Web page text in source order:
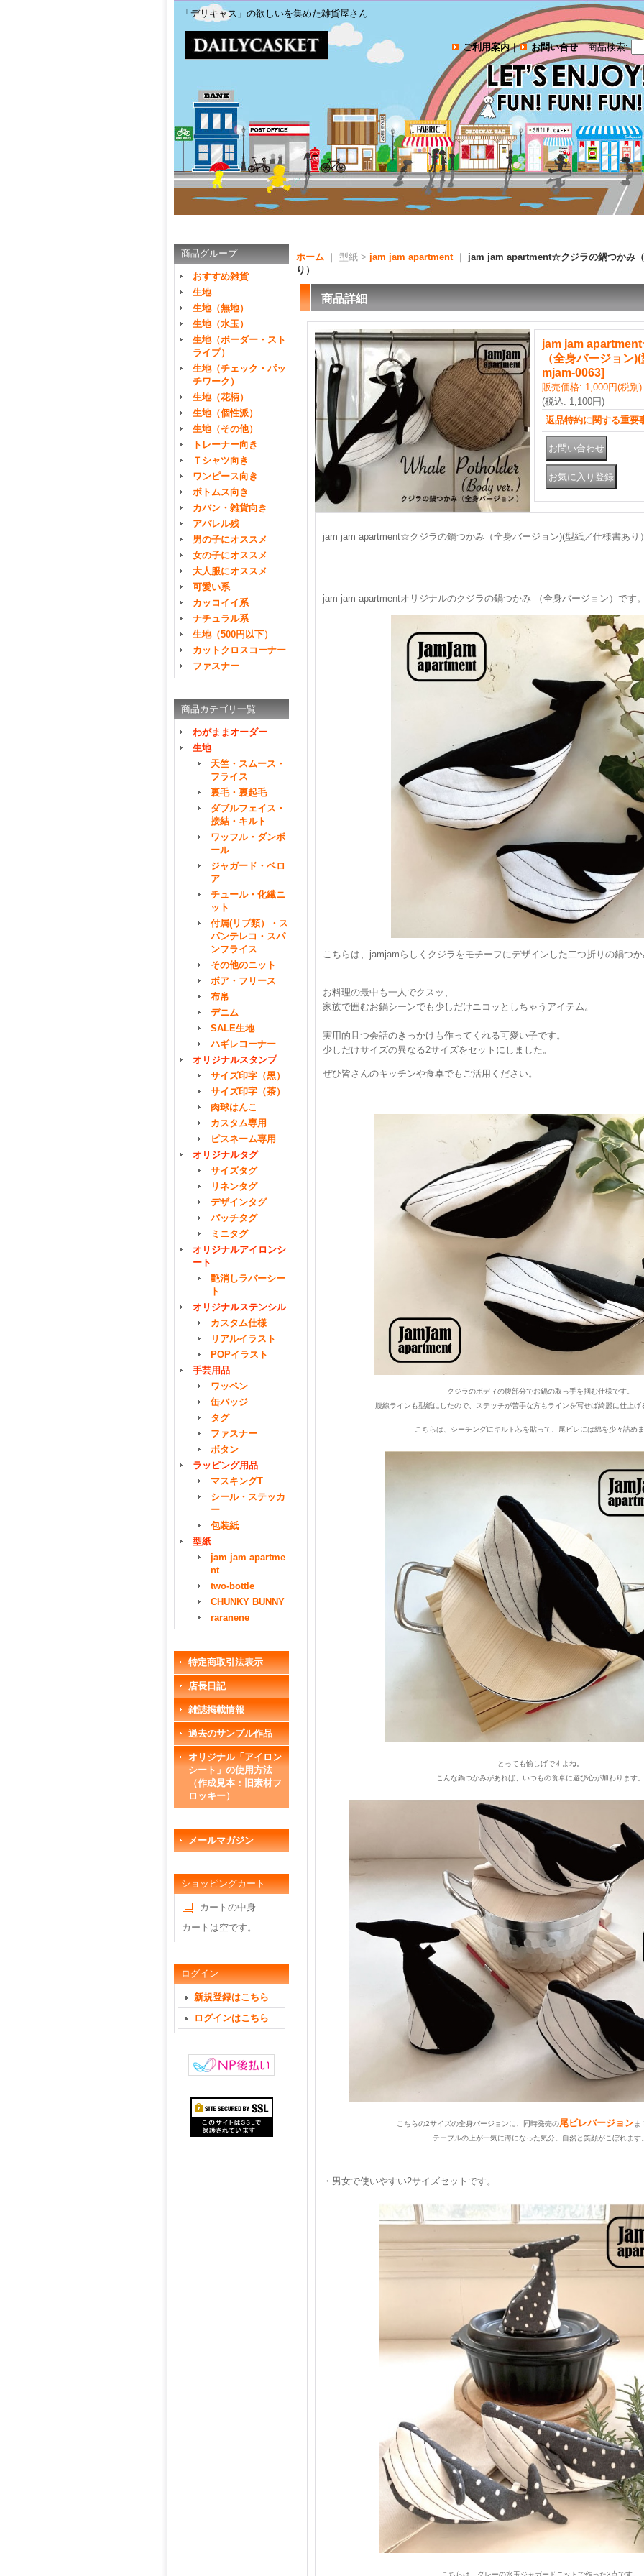
「デリキャス」の欲しいを集めた雑貨屋さん
ご利用案内｜ お問い合せ 商品検索:
商品グループ
おすすめ雑貨
生地
生地（無地）
生地（水玉）
生地（ボーダー・スト
ライプ）
生地（チェック・パッ
チワーク）
生地（花柄）
生地（個性派）
生地（その他）
トレーナー向き
Ｔシャツ向き
ワンピース向き
ボトムス向き
カバン・雑貨向き
アパレル残
男の子にオススメ
女の子にオススメ
大人服にオススメ
可愛い系
カッコイイ系
ナチュラル系
生地（500円以下）
カットクロスコーナー
ファスナー
商品カテゴリ一覧
わがままオーダー
生地
天竺・スムース・
フライス
裏毛・裏起毛
ダブルフェイス・
接結・キルト
ワッフル・ダンボ
ール
ジャガード・ベロ
ア
チュール・化繊ニ
ット
付属(リブ類）・ス
パンテレコ・スパ
ンフライス
その他のニット
ボア・フリース
布帛
デニム
SALE生地
ハギレコーナー
オリジナルスタンプ
サイズ印字（黒）
サイズ印字（茶）
肉球はんこ
カスタム専用
ピスネーム専用
オリジナルタグ
サイズタグ
リネンタグ
デザインタグ
パッチタグ
ミニタグ
オリジナルアイロンシ
ート
艶消しラバーシー
ト
オリジナルステンシル
カスタム仕様
リアルイラスト
POPイラスト
手芸用品
ワッペン
缶バッジ
タグ
ファスナー
ボタン
ラッピング用品
マスキングT
シール・ステッカ
ー
包装紙
型紙
jam jam apartme
nt
two-bottle
CHUNKY BUNNY
raranene
特定商取引法表示
店長日記
雑誌掲載情報
過去のサンプル作品
オリジナル「アイロン
シート」の使用方法
（作成見本：旧素材フ
ロッキー）
メールマガジン
ショッピングカート
カートの中身
カートは空です。
ログイン
新規登録はこちら
ログインはこちら
ホーム ｜ 型紙 > jam jam apartment｜ jam jam apartment☆クジラの鍋つかみ
り）
商品詳細
jam jam
（全身バージョン
mjam-0063]
販売価格: 1,000円(税別)
(税込: 1,100円)
返品特約に関する重要
jam jam apartment☆クジラの鍋つかみ（全身バージョン)(型紙／仕様書あり
jam jam apartmentオリジナルのクジラの鍋つかみ （全身バージョン）です
こちらは、jamjamらしくクジラをモチーフにデザインした二つ折りの鍋つ
お料理の最中も一人でクスッ、
家族で囲むお鍋シーンでも少しだけニコッとしちゃうアイテム。
実用的且つ会話のきっかけも作ってくれる可愛い子です。
少しだけサイズの異なる2サイズをセットにしました。
ぜひ皆さんのキッチンや食卓でもご活用ください。
クジラのボディの腹部分でお鍋の取っ手を掴む仕様です。
腹線ラインも型紙にしたので、ステッチが苦手な方もラインを写せば綺麗に仕上げ
こちらは、シーチングにキルト芯を貼って、尾ビレには綿を少々詰め
とっても愉しげですよね。
こんな鍋つかみがあれば、いつもの食卓に遊び心が加わります。
こちらの2サイズの全身バージョンに、同時発売の尾ビレバージョンま
テーブルの上が一気に海になった気分。自然と笑顔がこぼれます
・男女で使いやすい2サイズセットです。
こちらは、グレーの水玉ジャガードニットで作った3点です。